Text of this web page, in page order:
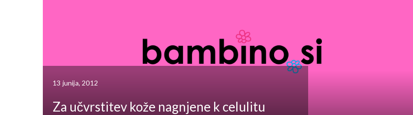
13 junija, 2012
Za učvrstitev kože nagnjene k celulitu